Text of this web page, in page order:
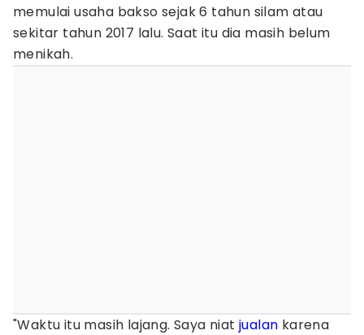
memulai usaha bakso sejak 6 tahun silam atau
sekitar tahun 2017 lalu. Saat itu dia masih belum
menikah.
"Waktu itu masih lajang. Saya niat jualan karena